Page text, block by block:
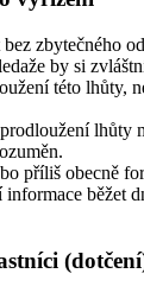
zbytečného
by si
této lhůty,
lhůty
příliš obecně
běžet